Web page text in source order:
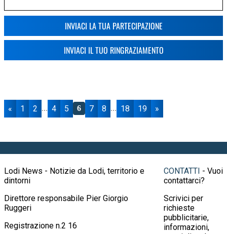
INVIACI LA TUA PARTECIPAZIONE
INVIACI IL TUO RINGRAZIAMENTO
« 1 2 ... 4 5 6 7 8 ... 18 19 »
Lodi News - Notizie da Lodi, territorio e
dintorni
Direttore responsabile Pier Giorgio
Ruggeri
Registrazione n.2 16
CONTATTI - Vuoi
contattarci?
Scrivici per
richieste
pubblicitarie,
informazioni,